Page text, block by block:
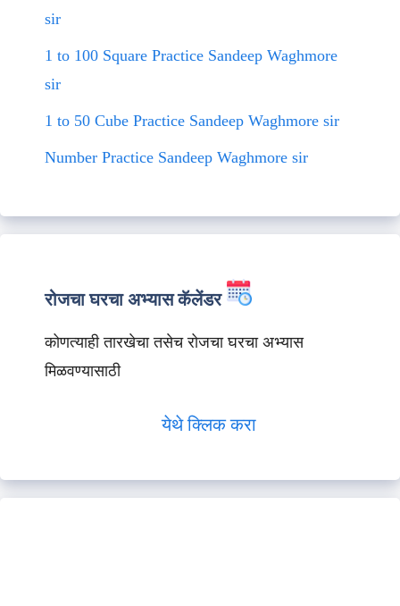
sir
1 to 100 Square Practice Sandeep Waghmore
sir
1 to 50 Cube Practice Sandeep Waghmore sir
Number Practice Sandeep Waghmore sir
रोजचा घरचा अभ्यास कॅलेंडर
कोणत्याही तारखेचा तसेच रोजचा घरचा अभ्यास
मिळवण्यासाठी
येथे क्लिक करा